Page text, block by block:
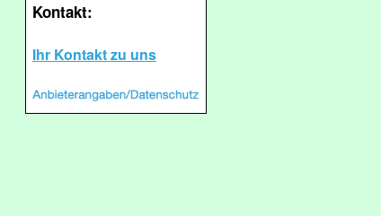
Kontakt:
Ihr Kontakt zu uns